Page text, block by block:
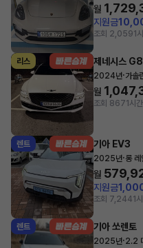
월
지원금
조회 2,0591
리스 제네시스
2024년·가솔
월
조회 8671시
렌트 기아 EV3
2025년·롱 레
월
지원금
조회 7,2441
렌트 기아 쏘렌토
2025년·2.2